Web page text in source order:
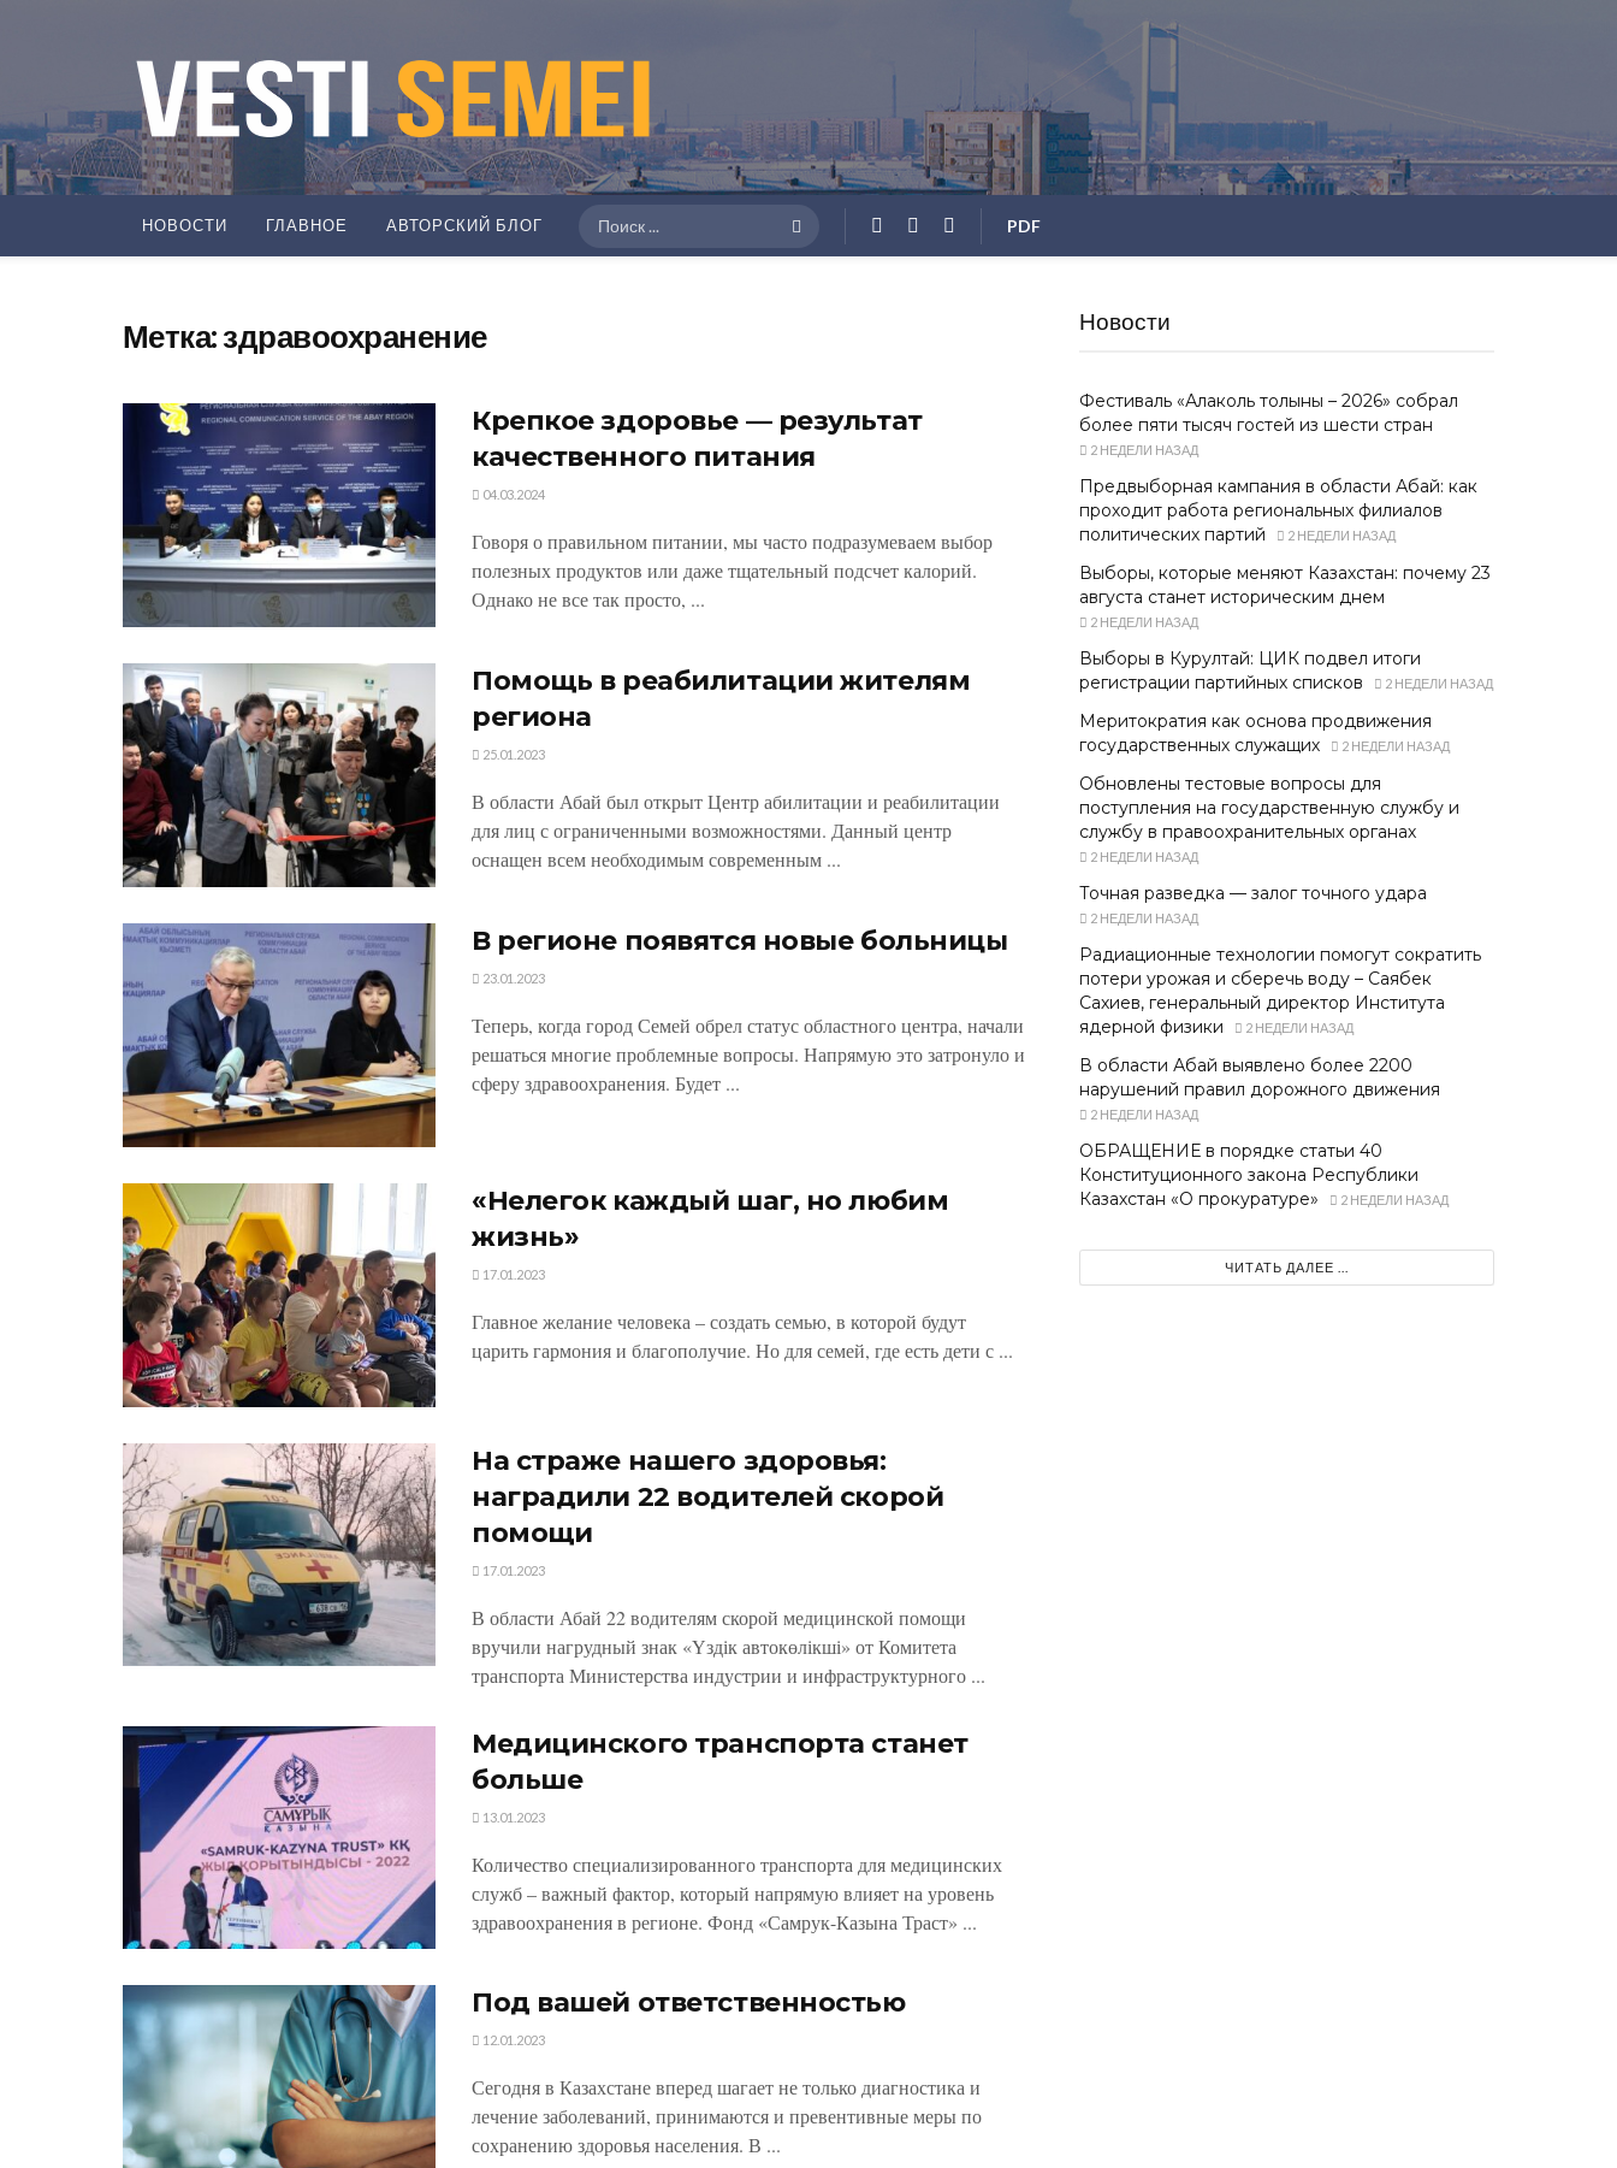
НОВОСТИ ГЛАВНОЕ АВТОРСКИЙ БЛОГ PDF
Метка:здравоохранение
Крепкое здоровье — результат
качественного питания
04.03.2024
Говоря о правильном питании, мы часто подразумеваем выбор
полезных продуктов или даже тщательный подсчет калорий.
Однако не все так просто, ...
Помощь в реабилитации жителям
региона
25.01.2023
В области Абай был открыт Центр абилитации и реабилитации
для лиц с ограниченными возможностями. Данный центр
оснащен всем необходимым современным ...
В регионе появятся новые больницы
23.01.2023
Теперь, когда город Семей обрел статус областного центра, начали
решаться многие проблемные вопросы. Напрямую это затронуло и
сферу здравоохранения. Будет ...
«Нелегок каждый шаг, но любим
жизнь»
17.01.2023
Главное желание человека – создать семью, в которой будут
царить гармония и благополучие. Но для семей, где есть дети с ...
На страже нашего здоровья:
наградили 22 водителей скорой
помощи
17.01.2023
В области Абай 22 водителям скорой медицинской помощи
вручили нагруд­ный знак «Үздік автокөлікші» от Комитета
транспорта Министерства индустрии и инфраструктурного ...
Медицинского транспорта станет
больше
13.01.2023
Количество специализированного транспорта для медицинских
служб – важный фактор, который напрямую влияет на уровень
здравоохранения в регионе. Фонд «Самрук-Казына Траст» ...
Под вашей ответственностью
12.01.2023
Сегодня в Казахстане вперед шагает не только диагностика и
лече­ние заболеваний, принимаются и превентивные меры по
сохранению здоровья населения. В ...
Новости
Фестиваль «Алаколь толқыны – 2026» собрал
более пяти тысяч гостей из шести стран
2 НЕДЕЛИ НАЗАД
Предвыборная кампания в области Абай: как
проходит работа региональных филиалов
политических партий
2 НЕДЕЛИ НАЗАД
Выборы, которые меняют Казахстан: почему 23
августа станет историческим днем
2 НЕДЕЛИ НАЗАД
Выборы в Курултай: ЦИК подвел итоги
регистрации партийных списков
2 НЕДЕЛИ НАЗАД
Меритократия как основа продвижения
государственных служащих
2 НЕДЕЛИ НАЗАД
Обновлены тестовые вопросы для
поступления на государственную службу и
службу в правоохранительных органах
2 НЕДЕЛИ НАЗАД
Точная разведка — залог точного удара
2 НЕДЕЛИ НАЗАД
Радиационные технологии помогут сократить
потери урожая и сберечь воду – Саябек
Сахиев, генеральный директор Института
ядерной физики
2 НЕДЕЛИ НАЗАД
В области Абай выявлено более 2200
нарушений правил дорожного движения
2 НЕДЕЛИ НАЗАД
ОБРАЩЕНИЕ в порядке статьи 40
Конституционного закона Республики
Казахстан «О прокуратуре»
2 НЕДЕЛИ НАЗАД
ЧИТАТЬ ДАЛЕЕ ...